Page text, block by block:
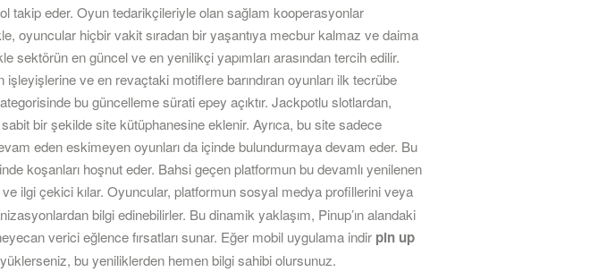
takip eder. Oyun tedarikçileriyle olan sağlam kooperasyonlar
oyuncular hiçbir vakit sıradan bir yaşantıya mecbur kalmaz ve daima
sektörün en güncel ve en yenilikçi yapımları arasından tercih edilir.
ve en revaçtaki motiflere barındıran oyunları ilk tecrübe
bu güncelleme sürati epey açıktır. Jackpotlu slotlardan,
bir şekilde site kütüphanesine eklenir. Ayrıca, bu site sadece
eden eskimeyen oyunları da içinde bulundurmaya devam eder. Bu
koşanları hoşnut eder. Bahsi geçen platformun bu devamlı yenilenen
ilgi çekici kılar. Oyuncular, platformun sosyal medya profillerini veya
bilgi edinebilirler. Bu dinamik yaklaşım, Pinup’ın alandaki
verici eğlence fırsatları sunar. Eğer mobil uygulama indir pin up
bu yeniliklerden hemen bilgi sahibi olursunuz.